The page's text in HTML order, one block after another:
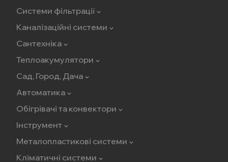
Системи фільтрації
Каналізаційні системи
Сантехніка
Теплоакумулятори
Сад, Город, Дача
Автоматика
Обігрівачі та конвектори
Інструмент
Металопластикові системи
Кліматичні системи